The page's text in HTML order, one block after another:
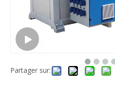
Partager sur: